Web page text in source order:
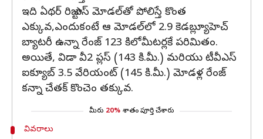
ఇది ఏథర్ రిజ్టా ఎస్ మోడల్‌తో పోలిస్తే కొంత
ఎక్కువ,ఎందుకంటే ఆ మోడల్‌లో 2.9 కెడబ్ల్యూహెచ్
బ్యాటరీ ఉన్నా రేంజ్ 123 కిలోమీటర్లకే పరిమితం.
అయితే, విడా వీ2 ప్లస్ (143 కి.మీ.) మరియు టీవీఎస్
ఐక్యూబ్ 3.5 వేరియంట్ (145 కి.మీ.) మోడళ్ల రేంజ్‌
కన్నా చేతక్ కొంచెం తక్కువ.
మీరు 20% శాతం పూర్తి చేశారు
వివరాలు